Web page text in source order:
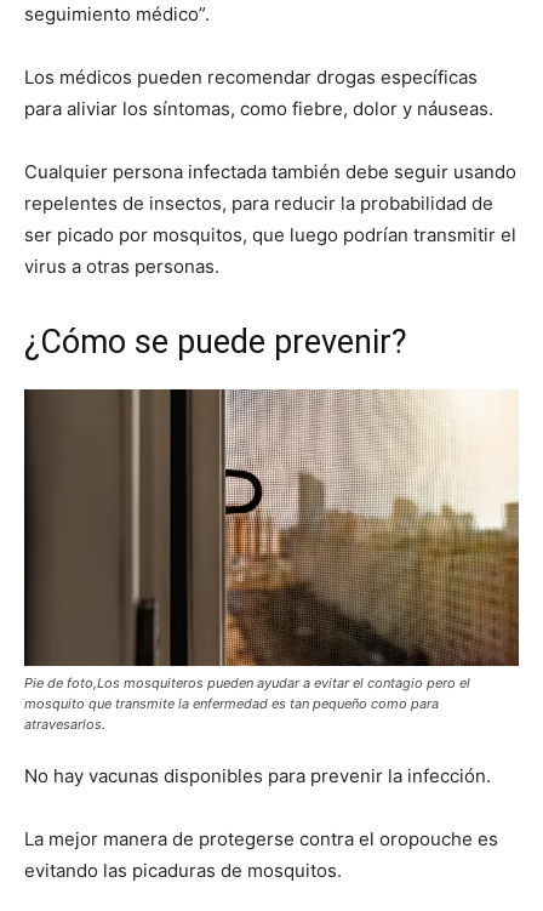
seguimiento médico”.
Los médicos pueden recomendar drogas específicas
para aliviar los síntomas, como fiebre, dolor y náuseas.
Cualquier persona infectada también debe seguir usando
repelentes de insectos, para reducir la probabilidad de
ser picado por mosquitos, que luego podrían transmitir el
virus a otras personas.
¿Cómo se puede prevenir?
Pie de foto,Los mosquiteros pueden ayudar a evitar el contagio pero el
mosquito que transmite la enfermedad es tan pequeño como para
atravesarlos.
No hay vacunas disponibles para prevenir la infección.
La mejor manera de protegerse contra el oropouche es
evitando las picaduras de mosquitos.